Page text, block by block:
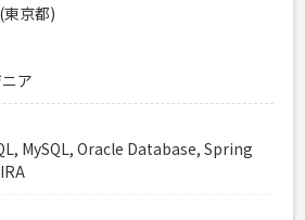
ース操作の実務経験 ・DDDやクリー
のソフトウェア設計パターンを活用し
・AWSを利用した開発経験（1年以
（3か月以上）
ビスの開発経験4年以上
経験1年以上
東京都)
ア
MySQL, Oracle Database, Spring